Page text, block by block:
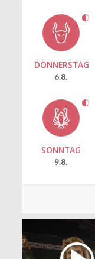
DONNERSTAG
6.8.
SONNTAG
9.8.